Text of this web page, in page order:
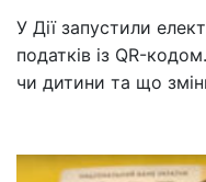
У Дії запустили
податків із QR-
чи дитини та що